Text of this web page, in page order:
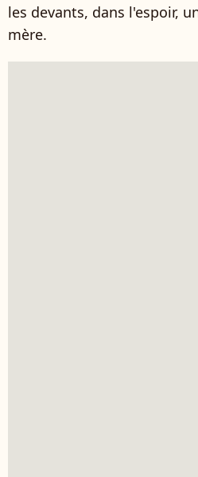
les devants, dans l'espoir,
mère.